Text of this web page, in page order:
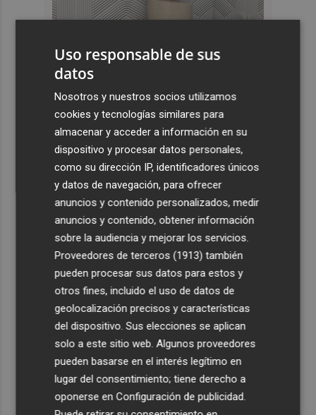
Últimas Noticias
Kiat Lim preside por primera vez un partido en Mestalla
El once del Valencia CF para el último Trofeu Taronja de
Mestalla
Aemet prevé peligro de incendios "muy alto" o
"extremo" en la mayor parte de la Península y Baleares
el día del eclipse
Company: “Estamos comenzando a ver el equipo que
queremos ver en la Liga”
Ocho helicópteros, un avión y más de 100 brigadas se
movilizan en Moratalla por un incendio forestal
Uso responsable de sus
datos
Nosotros y nuestros socios utilizamos
cookies y tecnologías similares para
almacenar y acceder a información en su
dispositivo y procesar datos personales,
como su dirección IP, identificadores únicos
y datos de navegación, para ofrecer
anuncios y contenido personalizados, medir
anuncios y contenido, obtener información
sobre la audiencia y mejorar los servicios.
Proveedores de terceros (1913) también
pueden procesar sus datos para estos y
otros fines, incluido el uso de datos de
geolocalización precisos y características
del dispositivo. Sus elecciones se aplican
solo a este sitio web. Algunos proveedores
pueden basarse en el interés legítimo en
lugar del consentimiento; tiene derecho a
oponerse enConfiguración de publicidad.